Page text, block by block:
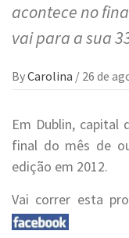
acontece no
vai para a sua
ByCarolina / 26 de
Em Dublin, capital
final do mês de
edição em 2012.
Vai correr esta